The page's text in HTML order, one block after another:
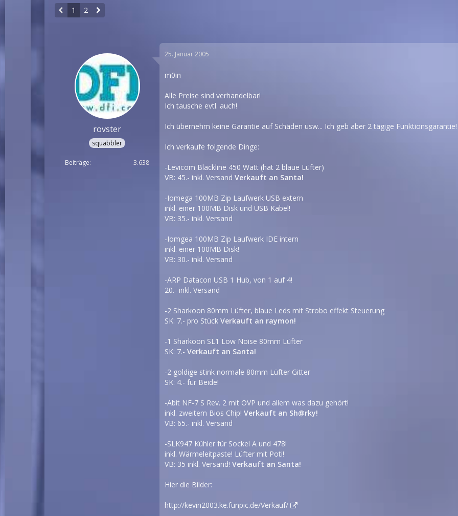
1 2
rovster
squabbler
Beiträge 3.638
25. Januar 2005
m0in
Alle Preise sind verhandelbar!
Ich tausche evtl. auch!
Ich übernehm keine Garantie auf Schäden usw... Ich geb aber 2 tägige Funktionsgarantie!
Ich verkaufe folgende Dinge:
-Levicom Blackline 450 Watt (hat 2 blaue Lüfter)
VB: 45.- inkl. VersandVerkauft an Santa!
-Iomega 100MB Zip Laufwerk USB extern
inkl. einer 100MB Disk und USB Kabel!
VB: 35.- inkl. Versand
-Iomgea 100MB Zip Laufwerk IDE intern
inkl. einer 100MB Disk!
VB: 30.- inkl. Versand
-ARP Datacon USB 1 Hub, von 1 auf 4!
20.- inkl. Versand
-2 Sharkoon 80mm Lüfter, blaue Leds mit Strobo effekt Steuerung
SK: 7.- pro StückVerkauft an raymon!
-1 Sharkoon SL1 Low Noise 80mm Lüfter
SK: 7.-Verkauft an Santa!
-2 goldige stink normale 80mm Lüfter Gitter
SK: 4.- für Beide!
-Abit NF-7 S Rev. 2 mit OVP und allem was dazu gehört!
inkl. zweitem Bios Chip!Verkauft an Sh@rky!
VB: 65.- inkl. Versand
-SLK947 Kühler für Sockel A und 478!
inkl. Wärmeleitpaste! Lüfter mit Poti!
VB: 35 inkl. Versand!Verkauft an Santa!
Hier die Bilder:
http://kevin2003.ke.funpic.de/Verkauf/